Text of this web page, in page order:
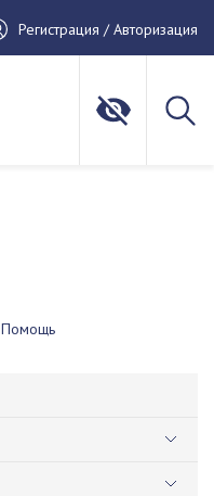
Регистрация / Авторизация
Помощь